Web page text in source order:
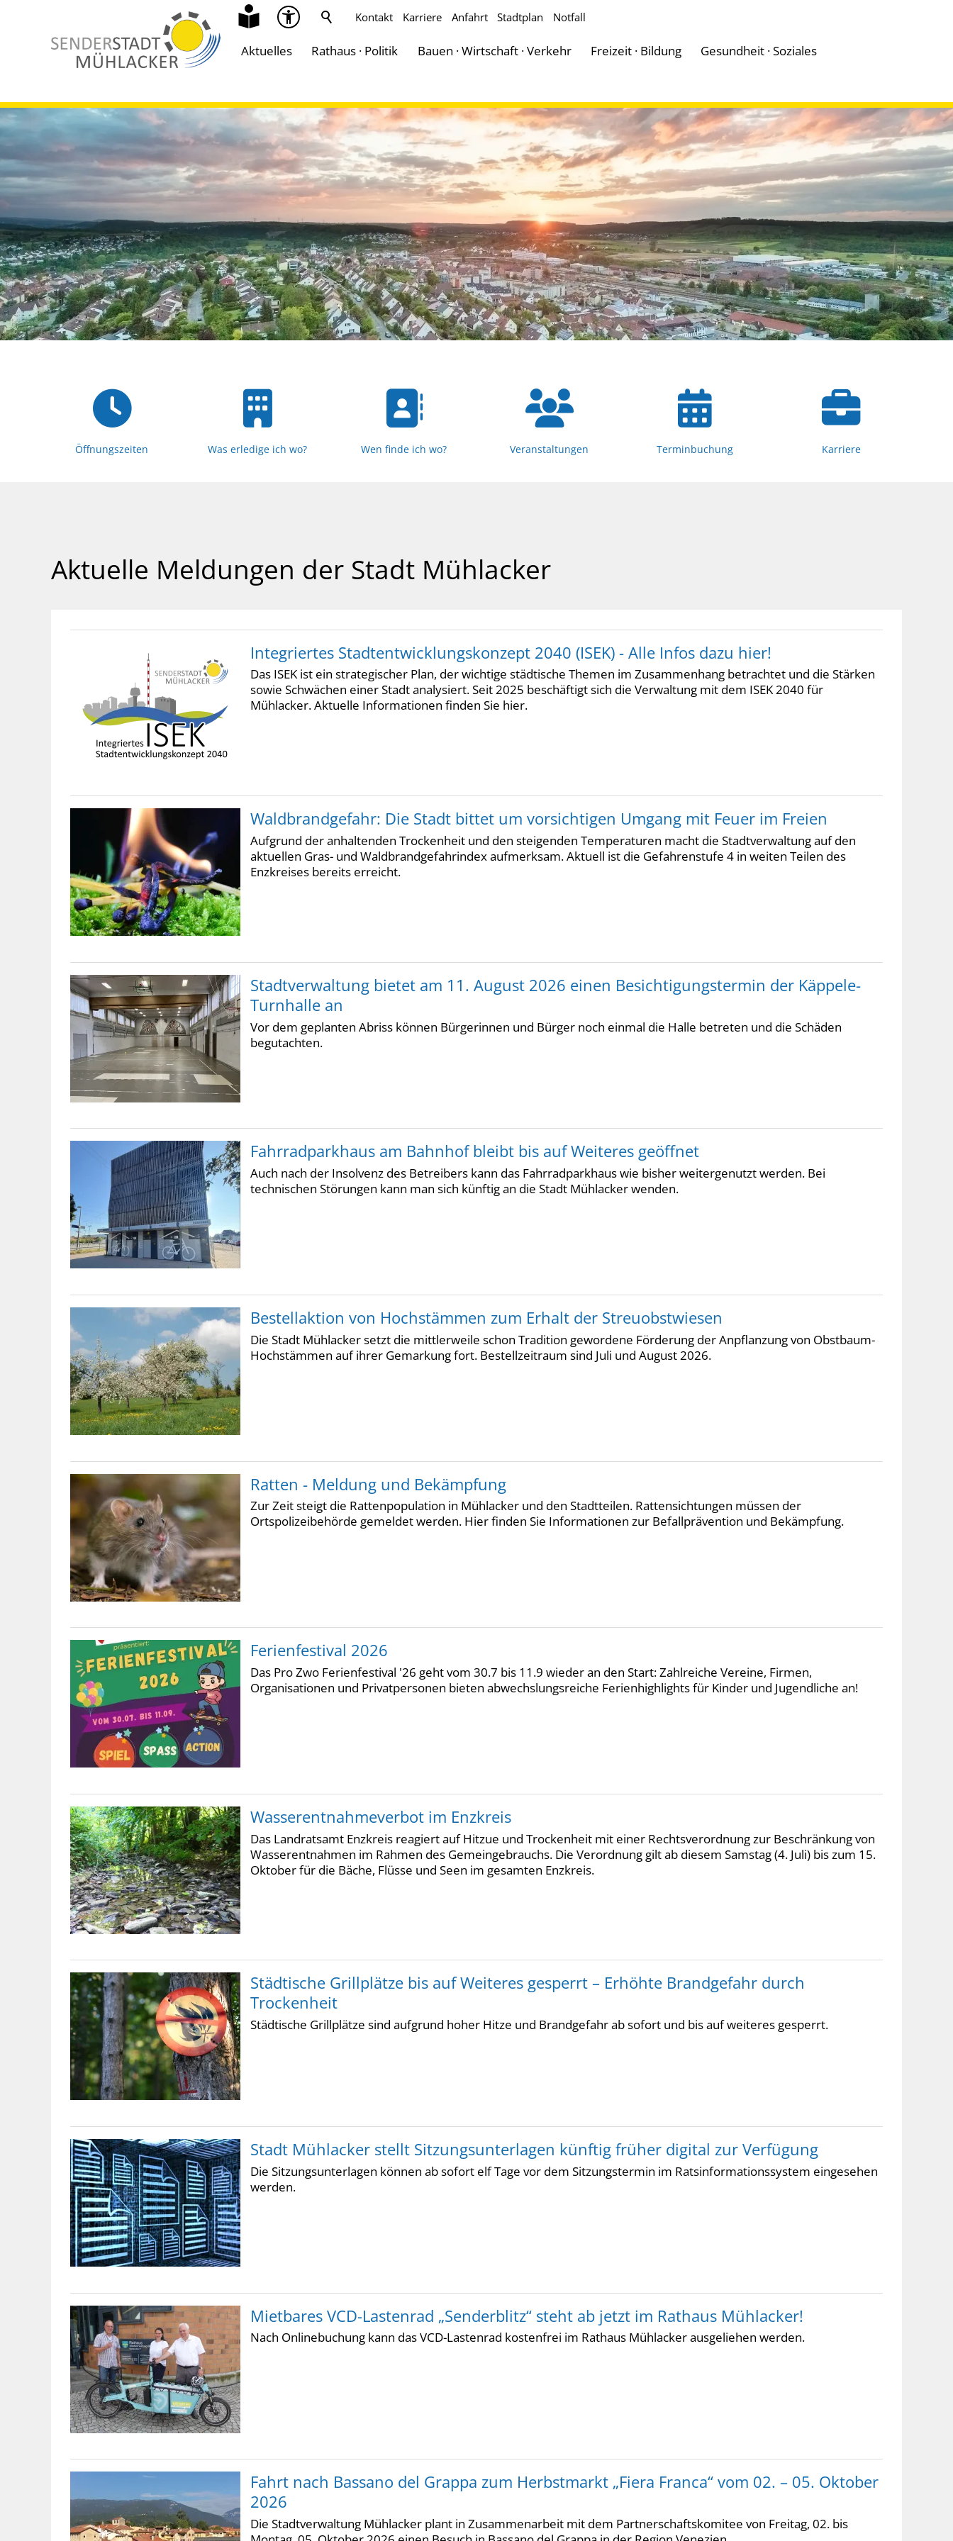
Kontakt Karriere Anfahrt Stadtplan Notfall
Aktuelles Rathaus · Politik Bauen · Wirtschaft · Verkehr Freizeit · Bildung Gesundheit · Soziales
Öffnungszeiten Was erledige ich wo? Wen finde ich wo? Veranstaltungen Terminbuchung Karriere
Aktuelle Meldungen der Stadt Mühlacker
Integriertes Stadtentwicklungskonzept 2040 (ISEK) - Alle Infos dazu hier!
Das ISEK ist ein strategischer Plan, der wichtige städtische Themen im Zusammenhang betrachtet und die Stärken
sowie Schwächen einer Stadt analysiert. Seit 2025 beschäftigt sich die Verwaltung mit dem ISEK 2040 für
Mühlacker. Aktuelle Informationen finden Sie hier.
Waldbrandgefahr: Die Stadt bittet um vorsichtigen Umgang mit Feuer im Freien
Aufgrund der anhaltenden Trockenheit und den steigenden Temperaturen macht die Stadtverwaltung auf den
aktuellen Gras- und Waldbrandgefahrindex aufmerksam. Aktuell ist die Gefahrenstufe 4 in weiten Teilen des
Enzkreises bereits erreicht.
Stadtverwaltung bietet am 11. August 2026 einen Besichtigungstermin der Käppele-
Turnhalle an
Vor dem geplanten Abriss können Bürgerinnen und Bürger noch einmal die Halle betreten und die Schäden
begutachten.
Fahrradparkhaus am Bahnhof bleibt bis auf Weiteres geöffnet
Auch nach der Insolvenz des Betreibers kann das Fahrradparkhaus wie bisher weitergenutzt werden. Bei
technischen Störungen kann man sich künftig an die Stadt Mühlacker wenden.
Bestellaktion von Hochstämmen zum Erhalt der Streuobstwiesen
Die Stadt Mühlacker setzt die mittlerweile schon Tradition gewordene Förderung der Anpflanzung von Obstbaum-
Hochstämmen auf ihrer Gemarkung fort. Bestellzeitraum sind Juli und August 2026.
Ratten - Meldung und Bekämpfung
Zur Zeit steigt die Rattenpopulation in Mühlacker und den Stadtteilen. Rattensichtungen müssen der
Ortspolizeibehörde gemeldet werden. Hier finden Sie Informationen zur Befallprävention und Bekämpfung.
Ferienfestival 2026
Das Pro Zwo Ferienfestival '26 geht vom 30.7 bis 11.9 wieder an den Start: Zahlreiche Vereine, Firmen,
Organisationen und Privatpersonen bieten abwechslungsreiche Ferienhighlights für Kinder und Jugendliche an!
Wasserentnahmeverbot im Enzkreis
Das Landratsamt Enzkreis reagiert auf Hitzue und Trockenheit mit einer Rechtsverordnung zur Beschränkung von
Wasserentnahmen im Rahmen des Gemeingebrauchs. Die Verordnung gilt ab diesem Samstag (4. Juli) bis zum 15.
Oktober für die Bäche, Flüsse und Seen im gesamten Enzkreis.
Städtische Grillplätze bis auf Weiteres gesperrt – Erhöhte Brandgefahr durch
Trockenheit
Städtische Grillplätze sind aufgrund hoher Hitze und Brandgefahr ab sofort und bis auf weiteres gesperrt.
Stadt Mühlacker stellt Sitzungsunterlagen künftig früher digital zur Verfügung
Die Sitzungsunterlagen können ab sofort elf Tage vor dem Sitzungstermin im Ratsinformationssystem eingesehen
werden.
Mietbares VCD-Lastenrad „Senderblitz“ steht ab jetzt im Rathaus Mühlacker!
Nach Onlinebuchung kann das VCD-Lastenrad kostenfrei im Rathaus Mühlacker ausgeliehen werden.
Fahrt nach Bassano del Grappa zum Herbstmarkt „Fiera Franca“ vom 02. – 05. Oktober
2026
Die Stadtverwaltung Mühlacker plant in Zusammenarbeit mit dem Partnerschaftskomitee von Freitag, 02. bis